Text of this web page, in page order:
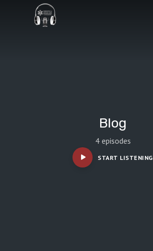
Blog
4 episodes
START LISTENING